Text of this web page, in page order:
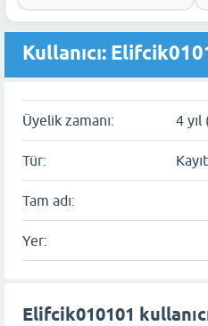
Kullanıcı:
Üyelik zamanı: 4 yıl
Tür:
Tam adı:
Yer:
Elifcik010101